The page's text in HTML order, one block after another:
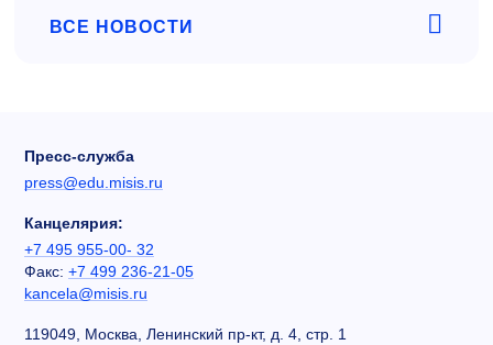
ВСЕ НОВОСТИ
Пресс-служба
press@edu.misis.ru
Канцелярия:
+7 495 955-00- 32
Факс: +7 499 236-21-05
kancela@misis.ru
119049, Москва, Ленинский пр-кт, д. 4, стр. 1